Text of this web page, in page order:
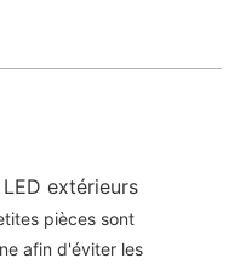
extérieurs
pièces sont
afin d'éviter les